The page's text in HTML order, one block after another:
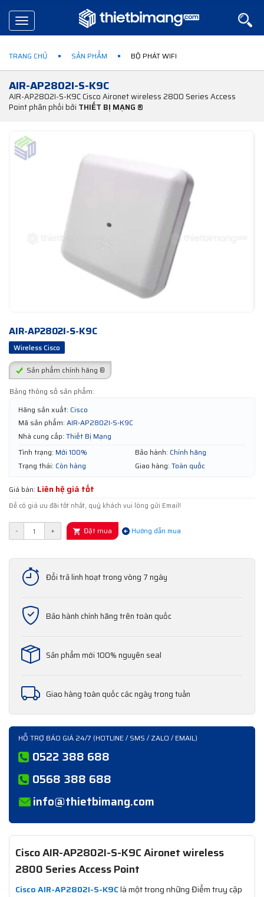
Toggle
navigation
TRANG CHỦ SẢN PHẨM BỘ PHÁT WIFI
AIR-AP2802I-S-K9C
AIR-AP2802I-S-K9C Cisco Aironet wireless 2800 Series Access
Point phân phối bởi THIẾT BỊ MẠNG ®
AIR-AP2802I-S-K9C
Wireless Cisco
Sản phẩm chính hãng ®
Bảng thông số sản phẩm:
Hãng sản xuất: Cisco
Mã sản phẩm: AIR-AP2802I-S-K9C
Nhà cung cấp: Thiết Bị Mạng
Tình trạng: Mới 100% Bảo hành: Chính hãng
Trạng thái: Còn hàng Giao hàng: Toàn quốc
Giá bán: Liên hệ giá tốt
Để có giá ưu đãi tốt nhất, quý khách vui lòng gửi Email!
- + Đặt mua Hướng dẫn mua
Đổi trả linh hoạt trong vòng 7 ngày
Bảo hành chính hãng trên toàn quốc
Sản phẩm mới 100% nguyên seal
Giao hàng toàn quốc các ngày trong tuần
HỖ TRỢ BÁO GIÁ 24/7 (HOTLINE / SMS / ZALO / EMAIL)
0522 388 688
0568 388 688
info@thietbimang.com
Cisco AIR-AP2802I-S-K9C Aironet wireless
2800 Series Access Point
Cisco AIR-AP2802I-S-K9Clà một trong những Điểm truy cập